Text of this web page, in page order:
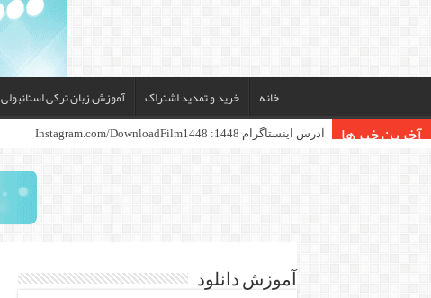
خانه خرید و تمدید اشتراک آموزش زبان ترکی استانبولی
آخرین خبرها آدرس اینستاگرام 1448: Instagram.com/DownloadFilm1448
آموزش دانلود